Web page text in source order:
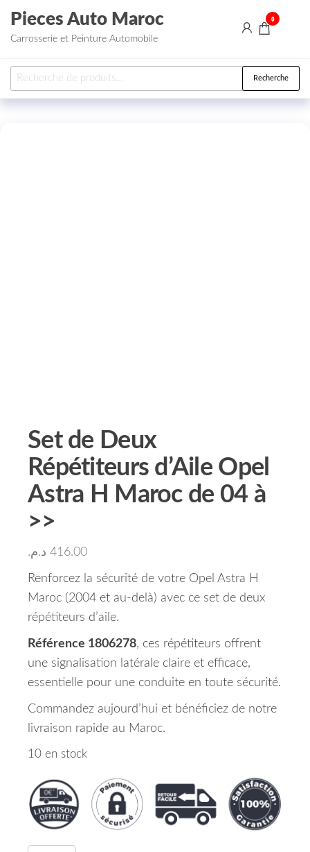
Aller au contenu
Pieces Auto Maroc
Carrosserie et Peinture Automobile
0
Recherche pour : Recherche
Set de Deux
Répétiteurs d’Aile Opel
Astra H Maroc de 04 à
>>
416.00 د.م.
Renforcez la sécurité de votre Opel Astra H
Maroc (2004 et au-delà) avec ce set de deux
répétiteurs d’aile.
Référence 1806278, ces répétiteurs offrent
une signalisation latérale claire et efficace,
essentielle pour une conduite en toute sécurité.
Commandez aujourd’hui et bénéficiez de notre
livraison rapide au Maroc.
10 en stock